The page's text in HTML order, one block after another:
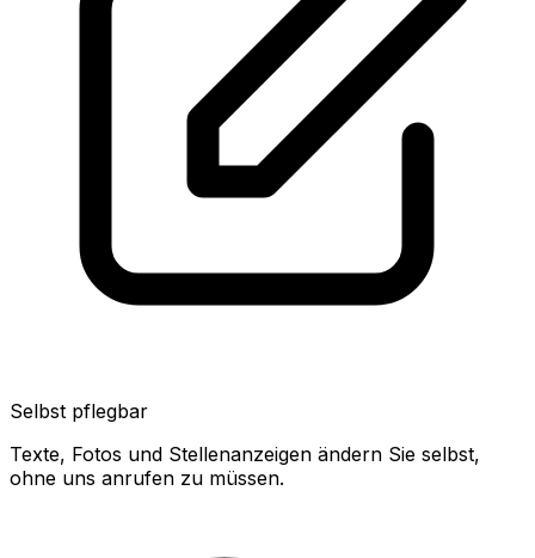
Selbst pflegbar
Texte, Fotos und Stellenanzeigen ändern Sie selbst,
ohne uns anrufen zu müssen.